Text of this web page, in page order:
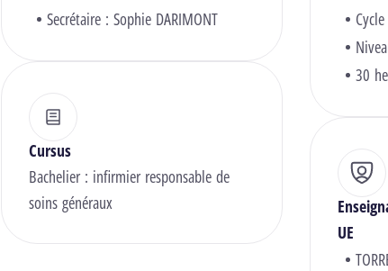
Secrétaire :Sophie DARIMONT
30
Cursus
Bachelier : infirmier responsable de
soins généraux
UE